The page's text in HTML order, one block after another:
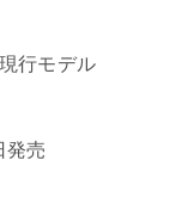
現行モデル
発売